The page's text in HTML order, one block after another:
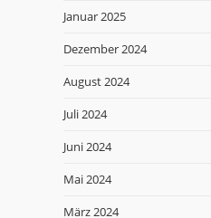
Januar 2025
Dezember 2024
August 2024
Juli 2024
Juni 2024
Mai 2024
März 2024